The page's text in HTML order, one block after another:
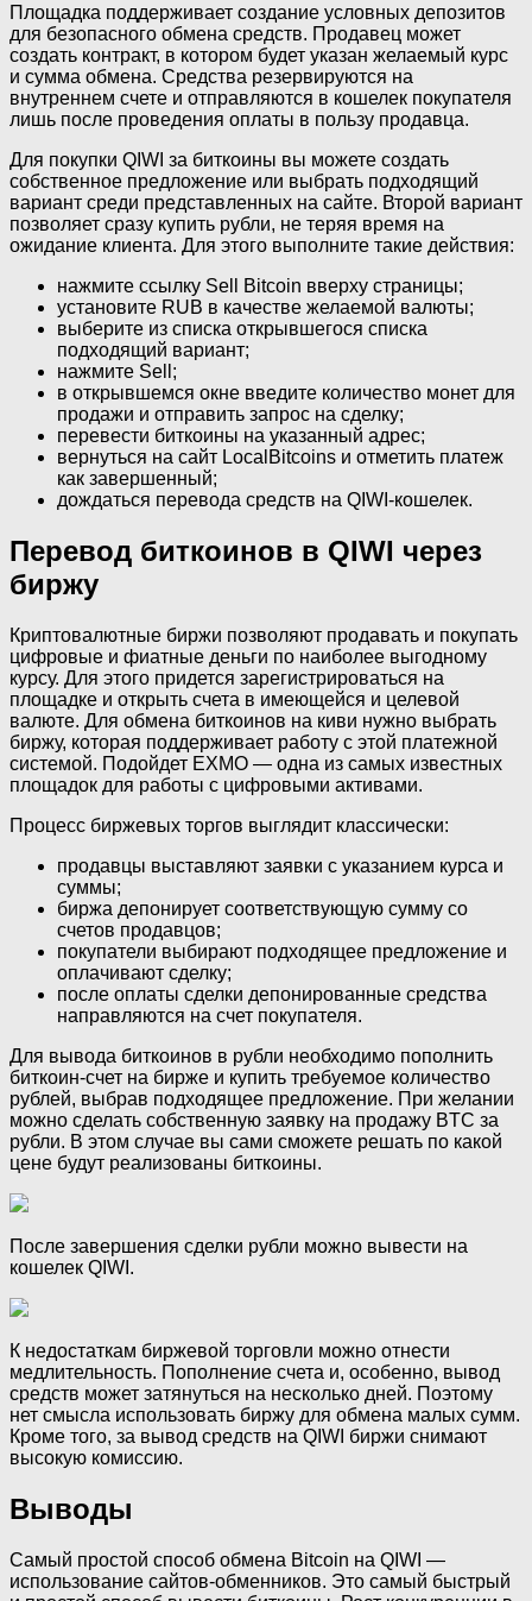
Площадка поддерживает создание условных депозитов
для безопасного обмена средств. Продавец может
создать контракт, в котором будет указан желаемый курс
и сумма обмена. Средства резервируются на
внутреннем счете и отправляются в кошелек покупателя
лишь после проведения оплаты в пользу продавца.
Для покупки QIWI за биткоины вы можете создать
собственное предложение или выбрать подходящий
вариант среди представленных на сайте. Второй вариант
позволяет сразу купить рубли, не теряя время на
ожидание клиента. Для этого выполните такие действия:
нажмите ссылку Sell Bitcoin вверху страницы;
установите RUB в качестве желаемой валюты;
выберите из списка открывшегося списка
подходящий вариант;
нажмите Sell;
в открывшемся окне введите количество монет для
продажи и отправить запрос на сделку;
перевести биткоины на указанный адрес;
вернуться на сайт LocalBitcoins и отметить платеж
как завершенный;
дождаться перевода средств на QIWI-кошелек.
Перевод биткоинов в QIWI через
биржу
Криптовалютные биржи позволяют продавать и покупать
цифровые и фиатные деньги по наиболее выгодному
курсу. Для этого придется зарегистрироваться на
площадке и открыть счета в имеющейся и целевой
валюте. Для обмена биткоинов на киви нужно выбрать
биржу, которая поддерживает работу с этой платежной
системой. Подойдет EXMO — одна из самых известных
площадок для работы с цифровыми активами.
Процесс биржевых торгов выглядит классически:
продавцы выставляют заявки с указанием курса и
суммы;
биржа депонирует соответствующую сумму со
счетов продавцов;
покупатели выбирают подходящее предложение и
оплачивают сделку;
после оплаты сделки депонированные средства
направляются на счет покупателя.
Для вывода биткоинов в рубли необходимо пополнить
биткоин-счет на бирже и купить требуемое количество
рублей, выбрав подходящее предложение. При желании
можно сделать собственную заявку на продажу BTC за
рубли. В этом случае вы сами сможете решать по какой
цене будут реализованы биткоины.
После завершения сделки рубли можно вывести на
кошелек QIWI.
К недостаткам биржевой торговли можно отнести
медлительность. Пополнение счета и, особенно, вывод
средств может затянуться на несколько дней. Поэтому
нет смысла использовать биржу для обмена малых сумм.
Кроме того, за вывод средств на QIWI биржи снимают
высокую комиссию.
Выводы
Самый простой способ обмена Bitcoin на QIWI —
использование сайтов-обменников. Это самый быстрый